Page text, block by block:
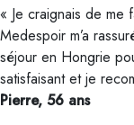
« Je craignais de me
Medespoir m’a
séjour en Hongrie
satisfaisant et je
Pierre, 56 ans